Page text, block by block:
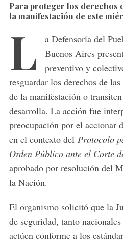
Para proteger los derechos
la manifestación de este
L
a Defensoría del
Buenos Aires
preventivo y
resguardar los derechos de
de la manifestación o
desarrolla. La acción fue
preocupación por el accionar
en el contexto del Protocolo
Orden Público ante el Corte
aprobado por resolución del
la Nación.
El organismo solicitó que la
de seguridad, tanto
actúen conforme a los